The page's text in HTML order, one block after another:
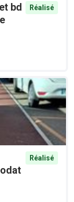
bd
Réalisé
Réalisé